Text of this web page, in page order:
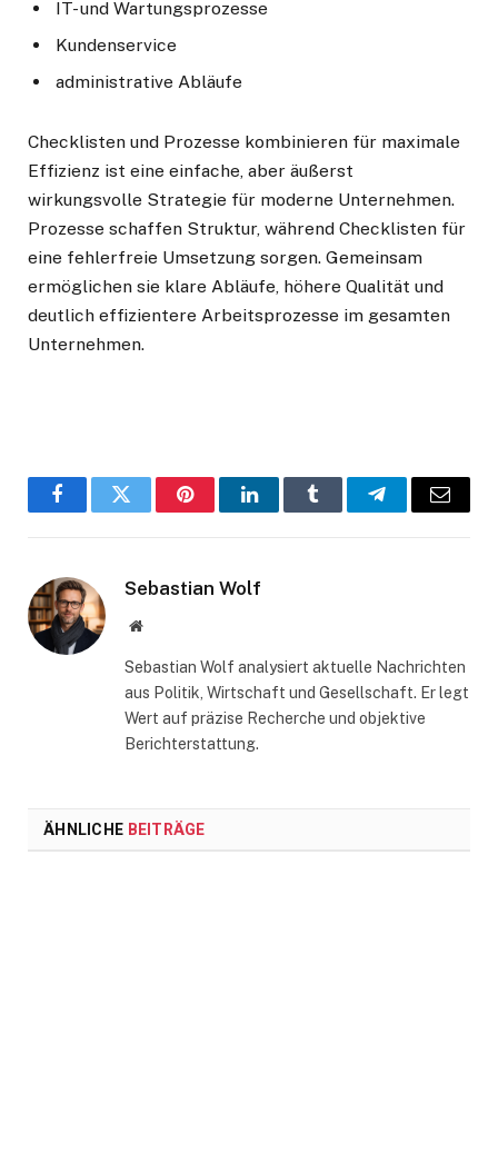
IT- und Wartungsprozesse
Kundenservice
administrative Abläufe
Checklisten und Prozesse kombinieren für maximale
Effizienz ist eine einfache, aber äußerst
wirkungsvolle Strategie für moderne Unternehmen.
Prozesse schaffen Struktur, während Checklisten für
eine fehlerfreie Umsetzung sorgen. Gemeinsam
ermöglichen sie klare Abläufe, höhere Qualität und
deutlich effizientere Arbeitsprozesse im gesamten
Unternehmen.
FacebookTwitter PinterestLinkedInTumblr TelegramEmail
Sebastian Wolf
Website
Sebastian Wolf analysiert aktuelle Nachrichten
aus Politik, Wirtschaft und Gesellschaft. Er legt
Wert auf präzise Recherche und objektive
Berichterstattung.
ÄHNLICHE BEITRÄGE